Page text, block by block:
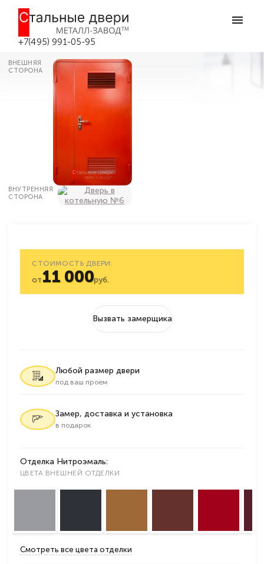
+7(495) 991-05-95
Красная двухстворчатая стальная
дверь с вент-решеткой №6 в Москве
Главная
ВНЕШНЯЯ
СТОРОНА
ВНУТРЕННЯЯ
СТОРОНА
СТОИМОСТЬ ДВЕРИ:
от11 000руб.
Вызвать замерщика
Любой размер двери
под ваш проем
Замер, доставка и установка
в подарок
Отделка Нитроэмаль:
ЦВЕТА ВНЕШНЕЙ ОТДЕЛКИ
Смотреть все цвета отделки